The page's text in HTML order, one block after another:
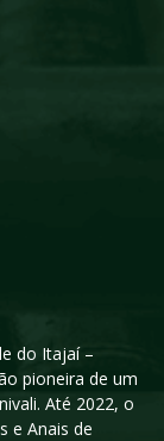
do Itajaí –
pioneira de um
Até 2022, o
e Anais de